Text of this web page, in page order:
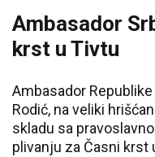
Ambasador
krst u Tivtu
Ambasador
Rodić, na veliki
skladu sa
plivanju za Časni krst